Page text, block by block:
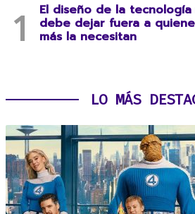
El diseño de la
debe dejar fuera a
más la necesitan
LO MÁS